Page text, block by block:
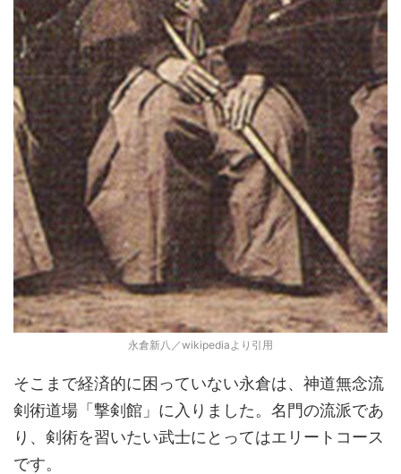
永倉新八／wikipediaより引用
そこまで経済的に困っていない永倉は、神道無念流
剣術道場「撃剣館」に入りました。名門の流派であ
り、剣術を習いたい武士にとってはエリートコース
です。